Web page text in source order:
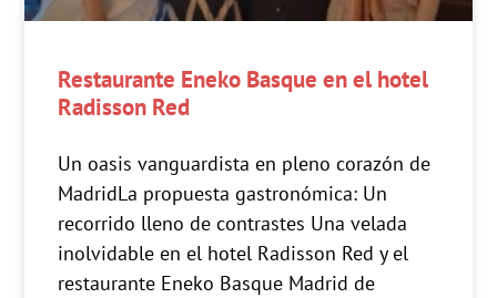
Restaurante Eneko Basque en el hotel
Radisson Red
Un oasis vanguardista en pleno corazón de
MadridLa propuesta gastronómica: Un
recorrido lleno de contrastes Una velada
inolvidable en el hotel Radisson Red y el
restaurante Eneko Basque Madrid de